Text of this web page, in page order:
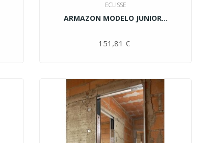
ECLISSE
ARMAZON MODELO JUNIOR...
151,81 €